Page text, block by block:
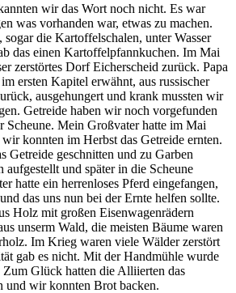
wir das Wort noch nicht. Es war
was vorhanden war, etwas zu machen.
die Kartoffelschalen, unter Wasser
das einen Kartoffelpfannkuchen. Im Mai
zerstörtes Dorf Eicherscheid zurück. Papa
ersten Kapitel erwähnt, aus russischer
ausgehungert und krank mussten wir
Getreide haben wir noch vorgefunden
Scheune. Mein Großvater hatte im Mai
wir konnten im Herbst das Getreide ernten.
Getreide geschnitten und zu Garben
aufgestellt und später in die Scheune
hatte ein herrenloses Pferd eingefangen,
das uns nun bei der Ernte helfen sollte.
Holz mit großen Eisenwagenrädern
unserm Wald, die meisten Bäume waren
Im Krieg waren viele Wälder zerstört
gab es nicht. Mit der Handmühle wurde
Zum Glück hatten die Alliierten das
und wir konnten Brot backen.